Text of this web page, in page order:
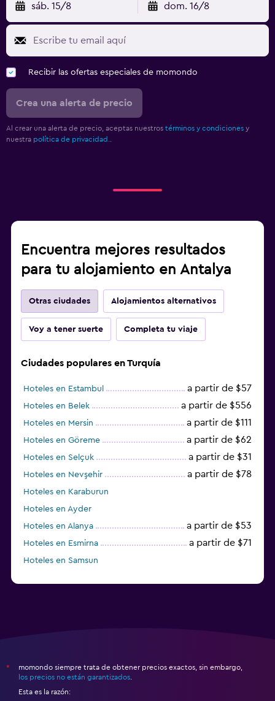
sáb. 15/8 dom. 16/8
Recibir las ofertas especiales de momondo
Crea una alerta de precio
Al crear una alerta de precio, aceptas nuestros términos y condiciones y
nuestra política de privacidad.
Encuentra mejores resultados
para tu alojamiento en Antalya
Otras ciudades Alojamientos alternativos
Voy a tener suerte Completa tu viaje
Ciudades populares en Turquía
Hoteles en Estambul a partir de $57
Hoteles en Belek a partir de $556
Hoteles en Mersin a partir de $111
Hoteles en Göreme a partir de $62
Hoteles en Selçuk a partir de $31
Hoteles en Nevşehir a partir de $78
Hoteles en Karaburun
Hoteles en Ayder
Hoteles en Alanya
a partir de $53
Hoteles en Esmirna a partir de $71
Hoteles en Samsun
*
momondo siempre trata de obtener precios exactos, sin embargo,
los precios no están garantizados
Esta es la razón: